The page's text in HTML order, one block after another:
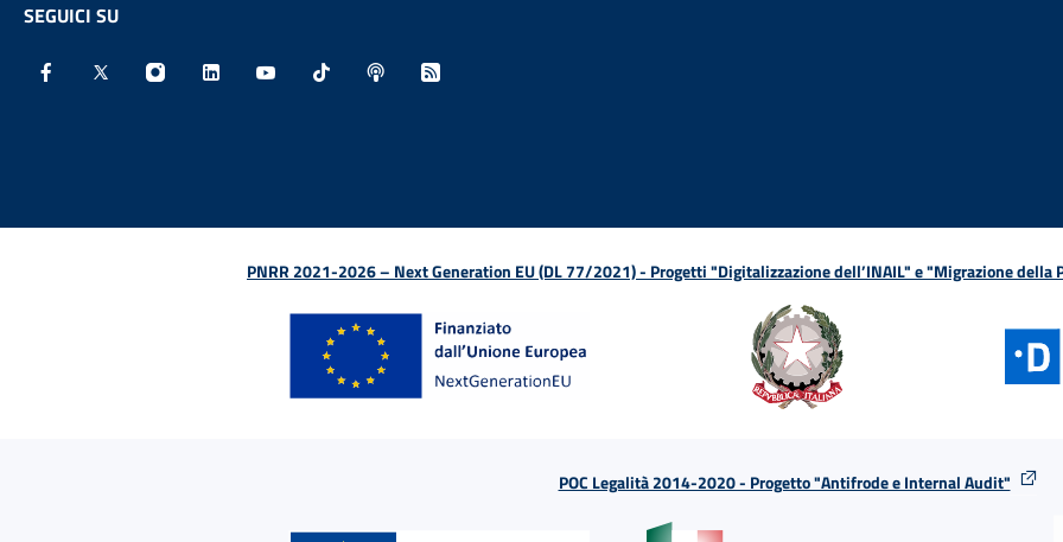
SEGUICI SU
PNRR 2021-2026 – Next Generation EU (DL 77/2021) - Progetti "Digitalizzazione dell’INAIL" e "Migrazione della
POC Legalità 2014-2020 - Progetto "Antifrode e Internal Audit"